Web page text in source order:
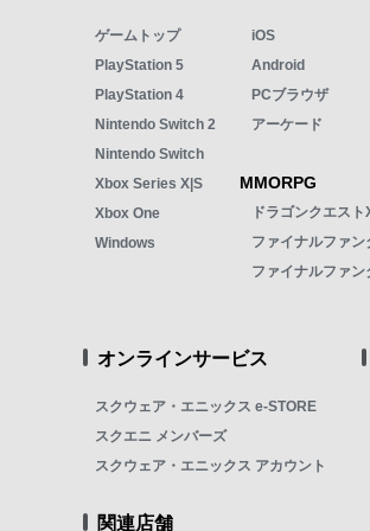
ゲームトップ
PlayStation 5
PlayStation 4
Nintendo Switch 2
Nintendo Switch
Xbox Series X|S
Xbox One
Windows
iOS
Android
PCブラウザ
アーケード
MMORPG
ドラゴンクエスト
ファイナルファン
ファイナルファン
オンラインサービス
スクウェア・エニックス e-STORE
スクエニ メンバーズ
スクウェア・エニックス アカウント
関連店舗